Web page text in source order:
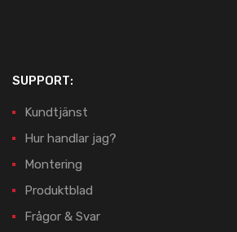
SUPPORT:
Kundtjänst
Hur handlar jag?
Montering
Produktblad
Frågor & Svar